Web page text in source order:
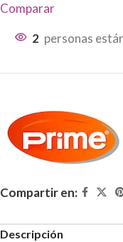
Comparar
2 personas
Compartir en:
Descripción